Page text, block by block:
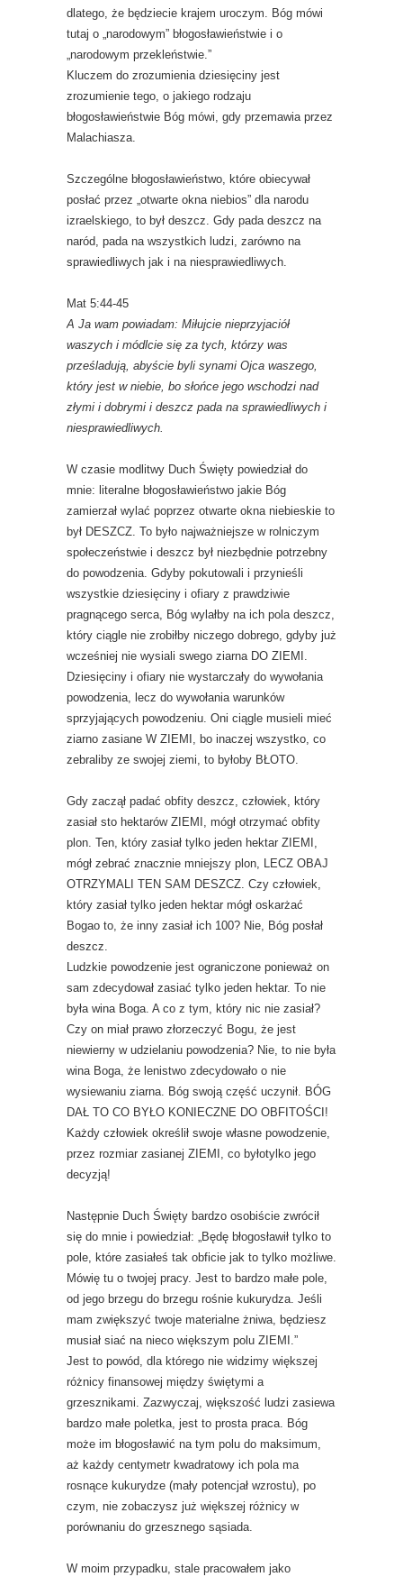
dlatego, że będziecie krajem uroczym. Bóg mówi
tutaj o „narodowym” błogosławieństwie i o
„narodowym przekleństwie.”
Kluczem do zrozumienia dziesięciny jest
zrozumienie tego, o jakiego rodzaju
błogosławieństwie Bóg mówi, gdy przemawia przez
Malachiasza.
Szczególne błogosławieństwo, które obiecywał
posłać przez „otwarte okna niebios” dla narodu
izraelskiego, to był deszcz. Gdy pada deszcz na
naród, pada na wszystkich ludzi, zarówno na
sprawiedliwych jak i na niesprawiedliwych.
Mat 5:44-45
A Ja wam powiadam: Miłujcie nieprzyjaciół
waszych i módlcie się za tych, którzy was
prześladują, abyście byli synami Ojca waszego,
który jest w niebie, bo słońce jego wschodzi nad
złymi i dobrymi i deszcz pada na sprawiedliwych i
niesprawiedliwych.
W czasie modlitwy Duch Święty powiedział do
mnie: literalne błogosławieństwo jakie Bóg
zamierzał wylać poprzez otwarte okna niebieskie to
był DESZCZ. To było najważniejsze w rolniczym
społeczeństwie i deszcz był niezbędnie potrzebny
do powodzenia. Gdyby pokutowali i przynieśli
wszystkie dziesięciny i ofiary z prawdziwie
pragnącego serca, Bóg wylałby na ich pola deszcz,
który ciągle nie zrobiłby niczego dobrego, gdyby już
wcześniej nie wysiali swego ziarna DO ZIEMI.
Dziesięciny i ofiary nie wystarczały do wywołania
powodzenia, lecz do wywołania warunków
sprzyjających powodzeniu. Oni ciągle musieli mieć
ziarno zasiane W ZIEMI, bo inaczej wszystko, co
zebraliby ze swojej ziemi, to byłoby BŁOTO.
Gdy zaczął padać obfity deszcz, człowiek, który
zasiał sto hektarów ZIEMI, mógł otrzymać obfity
plon. Ten, który zasiał tylko jeden hektar ZIEMI,
mógł zebrać znacznie mniejszy plon, LECZ OBAJ
OTRZYMALI TEN SAM DESZCZ. Czy człowiek,
który zasiał tylko jeden hektar mógł oskarżać
Bogao to, że inny zasiał ich 100? Nie, Bóg posłał
deszcz.
Ludzkie powodzenie jest ograniczone ponieważ on
sam zdecydował zasiać tylko jeden hektar. To nie
była wina Boga. A co z tym, który nic nie zasiał?
Czy on miał prawo złorzeczyć Bogu, że jest
niewierny w udzielaniu powodzenia? Nie, to nie była
wina Boga, że lenistwo zdecydowało o nie
wysiewaniu ziarna. Bóg swoją część uczynił. BÓG
DAŁ TO CO BYŁO KONIECZNE DO OBFITOŚCI!
Każdy człowiek określił swoje własne powodzenie,
przez rozmiar zasianej ZIEMI, co byłotylko jego
decyzją!
Następnie Duch Święty bardzo osobiście zwrócił
się do mnie i powiedział: „Będę błogosławił tylko to
pole, które zasiałeś tak obficie jak to tylko możliwe.
Mówię tu o twojej pracy. Jest to bardzo małe pole,
od jego brzegu do brzegu rośnie kukurydza. Jeśli
mam zwiększyć twoje materialne żniwa, będziesz
musiał siać na nieco większym polu ZIEMI.”
Jest to powód, dla którego nie widzimy większej
różnicy finansowej między świętymi a
grzesznikami. Zazwyczaj, większość ludzi zasiewa
bardzo małe poletka, jest to prosta praca. Bóg
może im błogosławić na tym polu do maksimum,
aż każdy centymetr kwadratowy ich pola ma
rosnące kukurydze (mały potencjał wzrostu), po
czym, nie zobaczysz już większej różnicy w
porównaniu do grzesznego sąsiada.
W moim przypadku, stale pracowałem jako